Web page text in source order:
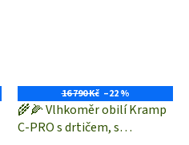
16 790 Kč –22 %
🌾🌽 Vlhkoměr obilí Kramp
C-PRO s drtičem, s